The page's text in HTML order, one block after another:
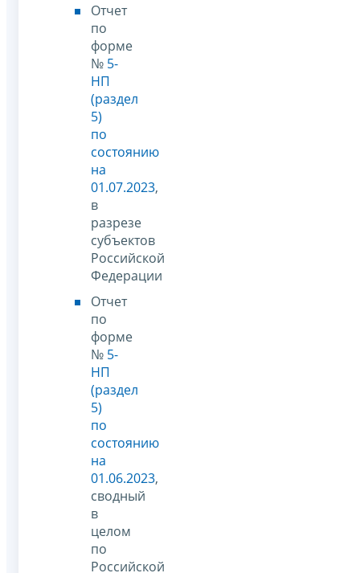
Отчет
по
форме
№ 5-
НП
(раздел
5)
по
состоянию
на
01.07.2023,
в
разрезе
субъектов
Российской
Федерации
Отчет
по
форме
№ 5-
НП
(раздел
5)
по
состоянию
на
01.06.2023,
сводный
в
целом
по
Российской